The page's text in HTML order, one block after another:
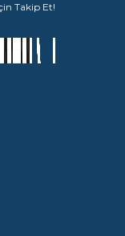
Takip Et!